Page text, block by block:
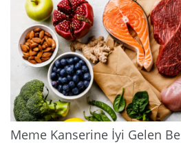
Meme Kanserine İyi Gelen